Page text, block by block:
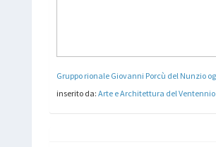
inserito da: Arte e Architettura del Ventennio